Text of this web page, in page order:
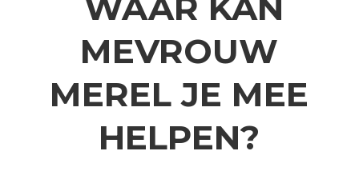
MEVROUW
MEREL JE MEE
HELPEN?